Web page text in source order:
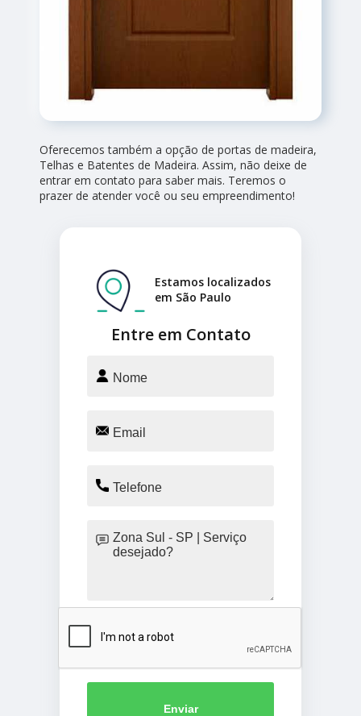
Oferecemos também a opção de portas de madeira,
Telhas e Batentes de Madeira. Assim, não deixe de
entrar em contato para saber mais. Teremos o
prazer de atender você ou seu empreendimento!
Entre em Contato
Estamos localizados
em São Paulo
Enviar